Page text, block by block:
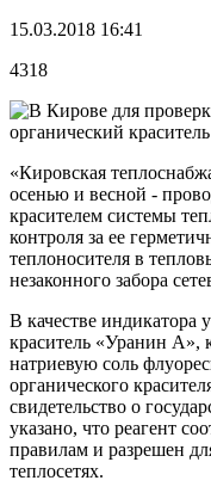
15.03.2018 16:41
4318
«Кировская
осенью и весной -
красителем системы
контроля за ее
теплоносителя в
незаконного забора
В качестве индикатора
краситель «Уранин А»,
натриевую соль
органического
свидетельство о
указано, что реагент
правилам и разрешен
теплосетях.